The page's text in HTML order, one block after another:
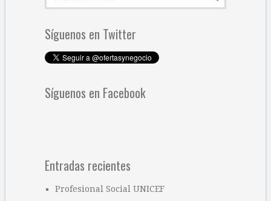
Síguenos en Twitter
Síguenos en Facebook
Entradas recientes
Profesional Social UNICEF